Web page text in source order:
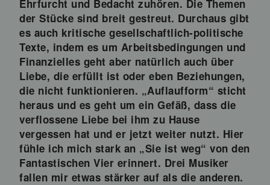
Ehrfurcht und Bedacht zuhören. Die Themen
der Stücke sind breit gestreut. Durchaus gibt
es auch kritische gesellschaftlich-politische
Texte, indem es um Arbeitsbedingungen und
Finanzielles geht aber natürlich auch über
Liebe, die erfüllt ist oder eben Beziehungen,
die nicht funktionieren. „Auflaufform“ sticht
heraus und es geht um ein Gefäß, dass die
verflossene Liebe bei ihm zu Hause
vergessen hat und er jetzt weiter nutzt. Hier
fühle ich mich stark an „Sie ist weg“ von den
Fantastischen Vier erinnert. Drei Musiker
fallen mir etwas stärker auf als die anderen.